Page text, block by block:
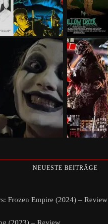
NEUESTE BEITRÄGE
Frozen Empire (2024) – Review
(2023) – Review